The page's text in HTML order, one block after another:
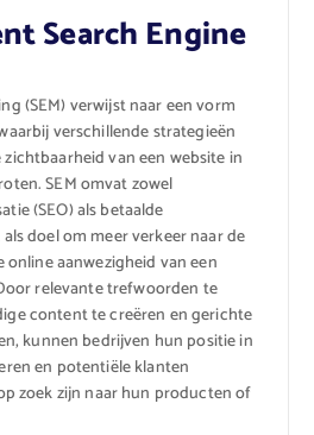
Search Engine
(SEM) verwijst naar een vorm
verschillende strategieën
van een website in
SEM omvat zowel
(SEO) als betaalde
doel om meer verkeer naar de
online aanwezigheid van een
relevante trefwoorden te
content te creëren en gerichte
kunnen bedrijven hun positie in
en potentiële klanten
zoek zijn naar hun producten of